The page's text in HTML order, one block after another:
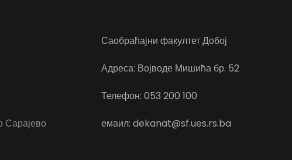
Сарајево
Саобраћајни факултет Добој
Адреса: Војводе Мишића бр. 52
Телефон: 053 200 100
емаил: dekanat@sf.ues.rs.ba